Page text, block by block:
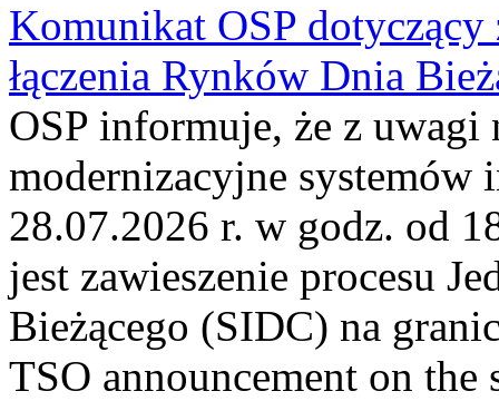
Komunikat OSP dotyczący
łączenia Rynków Dnia
OSP informuje, że z uwagi
modernizacyjne
28.07.2026 r. w godz. od
jest zawieszenie procesu
Bieżącego (SIDC) na
TSO announcement on